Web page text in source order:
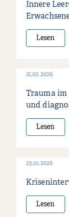
Innere
Lesen
12.02.2026
Trauma im
und
Lesen
23.01.2026
Lesen